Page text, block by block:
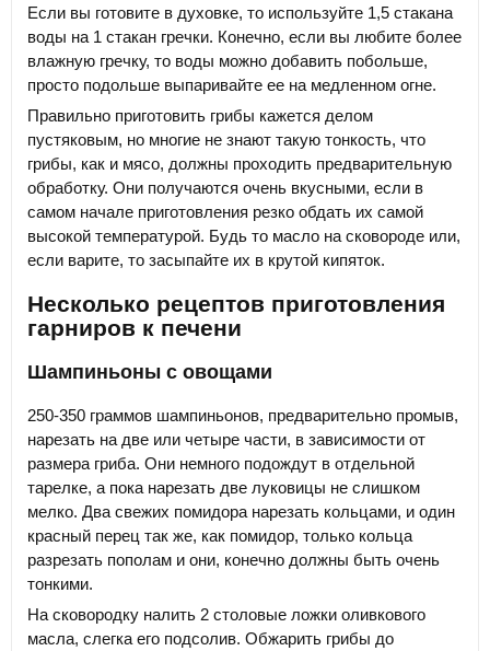
Если вы готовите в духовке, то используйте 1,5 стакана
воды на 1 стакан гречки. Конечно, если вы любите более
влажную гречку, то воды можно добавить побольше,
просто подольше выпаривайте ее на медленном огне.
Правильно приготовить грибы кажется делом
пустяковым, но многие не знают такую тонкость, что
грибы, как и мясо, должны проходить предварительную
обработку. Они получаются очень вкусными, если в
самом начале приготовления резко обдать их самой
высокой температурой. Будь то масло на сковороде или,
если варите, то засыпайте их в крутой кипяток.
Несколько рецептов приготовления
гарниров к печени
Шампиньоны с овощами
250-350 граммов шампиньонов, предварительно промыв,
нарезать на две или четыре части, в зависимости от
размера гриба. Они немного подождут в отдельной
тарелке, а пока нарезать две луковицы не слишком
мелко. Два свежих помидора нарезать кольцами, и один
красный перец так же, как помидор, только кольца
разрезать пополам и они, конечно должны быть очень
тонкими.
На сковородку налить 2 столовые ложки оливкового
масла, слегка его подсолив. Обжарить грибы до